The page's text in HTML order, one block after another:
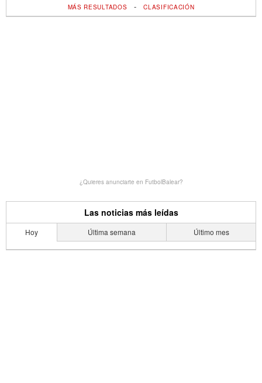
MÁS RESULTADOS -CLASIFICACIÓN
¿Quieres anunciarte en FutbolBalear?
Las noticias más leídas
Hoy Última semana Último mes